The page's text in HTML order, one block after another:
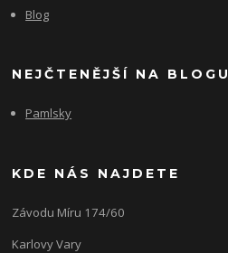
Blog
NEJČTENĚJŠÍ NA BLOGU
Pamlsky
KDE NÁS NAJDETE
Závodu Míru 174/60
Karlovy Vary